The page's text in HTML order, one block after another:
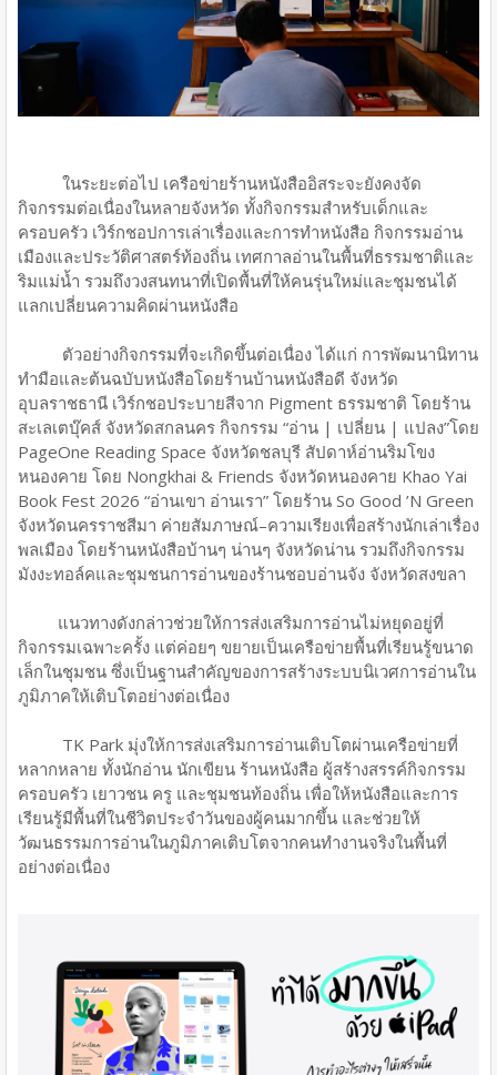
ในระยะต่อไป เครือข่ายร้านหนังสืออิสระจะยังคงจัด
กิจกรรมต่อเนื่องในหลายจังหวัด ทั้งกิจกรรมสำหรับเด็กและ
ครอบครัว เวิร์กชอปการเล่าเรื่องและการทำหนังสือ กิจกรรมอ่าน
เมืองและประวัติศาสตร์ท้องถิ่น เทศกาลอ่านในพื้นที่ธรรมชาติและ
ริมแม่น้ำ รวมถึงวงสนทนาที่เปิดพื้นที่ให้คนรุ่นใหม่และชุมชนได้
แลกเปลี่ยนความคิดผ่านหนังสือ
ตัวอย่างกิจกรรมที่จะเกิดขึ้นต่อเนื่อง ได้แก่ การพัฒนานิทาน
ทำมือและต้นฉบับหนังสือโดยร้านบ้านหนังสือดี จังหวัด
อุบลราชธานี เวิร์กชอประบายสีจาก Pigment ธรรมชาติ โดยร้าน
สะเลเตบุ๊คส์ จังหวัดสกลนคร กิจกรรม “อ่าน | เปลี่ยน | แปลง”โดย
PageOne Reading Space จังหวัดชลบุรี สัปดาห์อ่านริมโขง
หนองคาย โดย Nongkhai & Friends จังหวัดหนองคาย Khao Yai
Book Fest 2026 “อ่านเขา อ่านเรา” โดยร้าน So Good ’N Green
จังหวัดนครราชสีมา ค่ายสัมภาษณ์–ความเรียงเพื่อสร้างนักเล่าเรื่อง
พลเมือง โดยร้านหนังสือบ้านๆ น่านๆ จังหวัดน่าน รวมถึงกิจกรรม
มังงะทอล์คและชุมชนการอ่านของร้านชอบอ่านจัง จังหวัดสงขลา
แนวทางดังกล่าวช่วยให้การส่งเสริมการอ่านไม่หยุดอยู่ที่
กิจกรรมเฉพาะครั้ง แต่ค่อยๆ ขยายเป็นเครือข่ายพื้นที่เรียนรู้ขนาด
เล็กในชุมชน ซึ่งเป็นฐานสำคัญของการสร้างระบบนิเวศการอ่านใน
ภูมิภาคให้เติบโตอย่างต่อเนื่อง
TK Park มุ่งให้การส่งเสริมการอ่านเติบโตผ่านเครือข่ายที่
หลากหลาย ทั้งนักอ่าน นักเขียน ร้านหนังสือ ผู้สร้างสรรค์กิจกรรม
ครอบครัว เยาวชน ครู และชุมชนท้องถิ่น เพื่อให้หนังสือและการ
เรียนรู้มีพื้นที่ในชีวิตประจำวันของผู้คนมากขึ้น และช่วยให้
วัฒนธรรมการอ่านในภูมิภาคเติบโตจากคนทำงานจริงในพื้นที่
อย่างต่อเนื่อง